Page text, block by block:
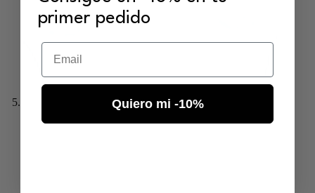
primer pedido
Email
Quiero mi -10%